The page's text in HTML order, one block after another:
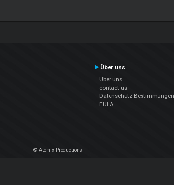
Über uns
Über uns
contact us
Datenschutz-Bestimmungen
EULA
© Atomix Productions